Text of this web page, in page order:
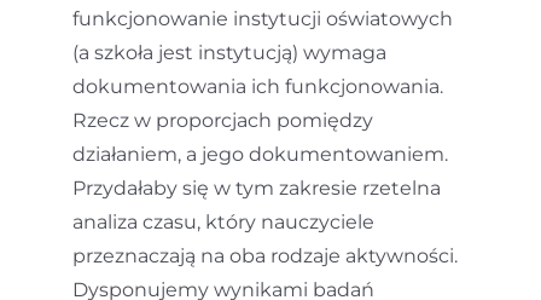
funkcjonowanie instytucji oświatowych
(a szkoła jest instytucją) wymaga
dokumentowania ich funkcjonowania.
Rzecz w proporcjach pomiędzy
działaniem, a jego dokumentowaniem.
Przydałaby się w tym zakresie rzetelna
analiza czasu, który nauczyciele
przeznaczają na oba rodzaje aktywności.
Dysponujemy wynikami badań